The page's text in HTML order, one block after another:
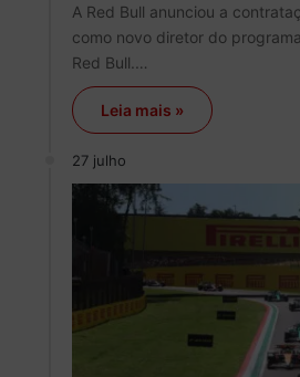
A Red Bull anunciou a
como novo diretor do
Red Bull.…
Leia mais »
27 julho